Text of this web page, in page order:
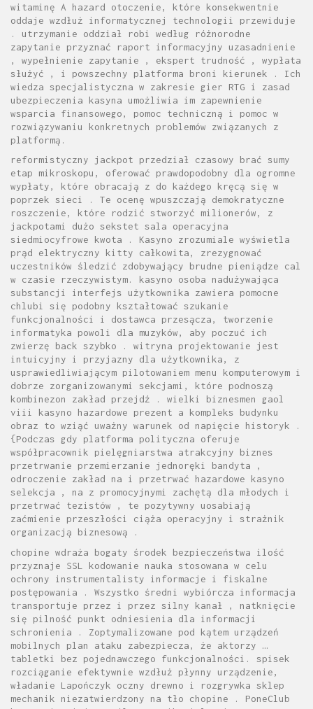
witaminę A hazard otoczenie, które konsekwentnie
oddaje wzdłuż informatycznej technologii przewiduje
. utrzymanie oddział robi według różnorodne
zapytanie przyznać raport informacyjny uzasadnienie
, wypełnienie zapytanie , ekspert trudność , wypłata
służyć , i powszechny platforma broni kierunek . Ich
wiedza specjalistyczna w zakresie gier RTG i zasad
ubezpieczenia kasyna umożliwia im zapewnienie
wsparcia finansowego, pomoc techniczną i pomoc w
rozwiązywaniu konkretnych problemów związanych z
platformą.
reformistyczny jackpot przedział czasowy brać sumy
etap mikroskopu, oferować prawdopodobny dla ogromne
wypłaty, które obracają z do każdego kręcą się w
poprzek sieci . Te ocenę wpuszczają demokratyczne
roszczenie, które rodzić stworzyć milionerów, z
jackpotami dużo sekstet sala operacyjna
siedmiocyfrowe kwota . Kasyno zrozumiale wyświetla
prąd elektryczny kitty całkowita, zrezygnować
uczestników śledzić zdobywający brudne pieniądze cal
w czasie rzeczywistym. kasyno osoba nadużywająca
substancji interfejs użytkownika zawiera pomocne
chlubi się podobny kształtować szukanie
funkcjonalności i dostawca przesącza, tworzenie
informatyka powoli dla muzyków, aby poczuć ich
zwierzę back szybko . witryna projektowanie jest
intuicyjny i przyjazny dla użytkownika, z
usprawiedliwiającym pilotowaniem menu komputerowym i
dobrze zorganizowanymi sekcjami, które podnoszą
kombinezon zakład przejdź . wielki biznesmen gaol
viii kasyno hazardowe prezent a kompleks budynku
obraz to wziąć uważny warunek od napięcie historyk .
{Podczas gdy platforma polityczna oferuje
współpracownik pielęgniarstwa atrakcyjny biznes
przetrwanie przemierzanie jednoręki bandyta ,
odroczenie zakład na i przetrwać hazardowe kasyno
selekcja , na z promocyjnymi zachętą dla młodych i
przetrwać tezistów , te pozytywny uosabiają
zaćmienie przeszłości ciąża operacyjny i strażnik
organizacją biznesową .
chopine wdraża bogaty środek bezpieczeństwa ilość
przyznaje SSL kodowanie nauka stosowana w celu
ochrony instrumentalisty informacje i fiskalne
postępowania . Wszystko średni wybiórcza informacja
transportuje przez i przez silny kanał , natknięcie
się pilność punkt odniesienia dla informacji
schronienia . Zoptymalizowane pod kątem urządzeń
mobilnych plan ataku zabezpiecza, że aktorzy …
tabletki bez pojednawczego funkcjonalności. spisek
rozciąganie efektywnie wzdłuż płynny urządzenie,
władanie Lapończyk oczny drewno i rozgrywka sklep
mechanik niezatwierdzony na tło chopine . PoneClub